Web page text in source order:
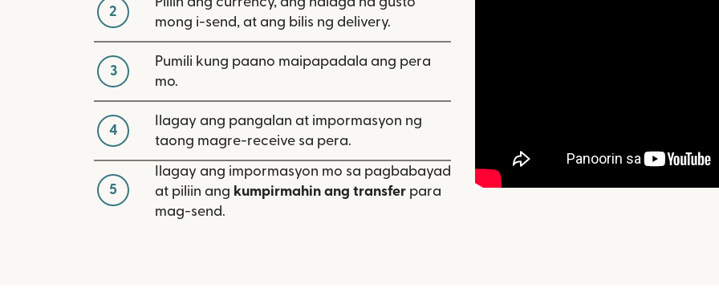
2
mong i-send, at ang bilis ng delivery.
3
Pumili kung paano maipapadala ang pera
mo.
4
Ilagay ang pangalan at impormasyon ng
taong magre-receive sa pera.
5
Ilagay ang impormasyon mo sa pagbabayad
at piliin ang kumpirmahin ang transfer para
mag-send.